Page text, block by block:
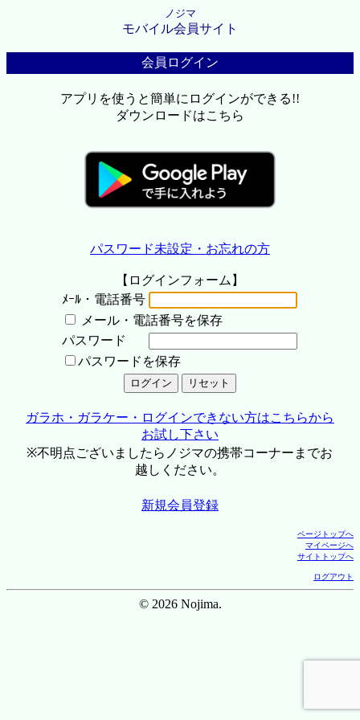
ノジマ
モバイル会員サイト
会員ログイン
アプリを使うと簡単にログインができる!!
ダウンロードはこちら
パスワード未設定・お忘れの方
【ログインフォーム】
ﾒｰﾙ・電話番号
メール・電話番号を保存
パスワード
パスワードを保存
ガラホ・ガラケー・ログインできない方はこちらから
お試し下さい
※不明点ございましたらノジマの携帯コーナーまでお
越しください。
新規会員登録
ページトップへ
マイページへ
サイトトップへ
ログアウト
© 2026 Nojima.